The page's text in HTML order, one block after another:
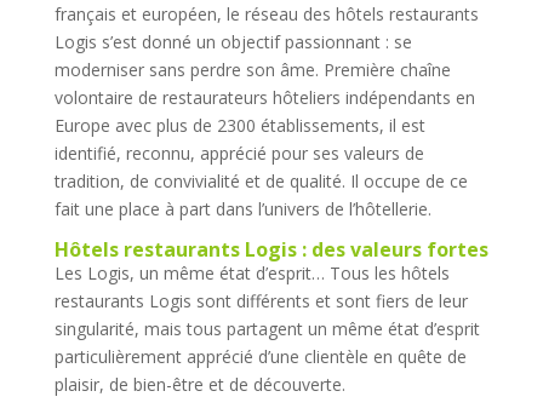
français et européen, le réseau des hôtels restaurants
Logis s’est donné un objectif passionnant : se
moderniser sans perdre son âme. Première chaîne
volontaire de restaurateurs hôteliers indépendants en
Europe avec plus de 2300 établissements, il est
identifié, reconnu, apprécié pour ses valeurs de
tradition, de convivialité et de qualité. Il occupe de ce
fait une place à part dans l’univers de l’hôtellerie.
Hôtels restaurants Logis : des valeurs fortes
Les Logis, un même état d’esprit… Tous les hôtels
restaurants Logis sont différents et sont fiers de leur
singularité, mais tous partagent un même état d’esprit
particulièrement apprécié d’une clientèle en quête de
plaisir, de bien-être et de découverte.